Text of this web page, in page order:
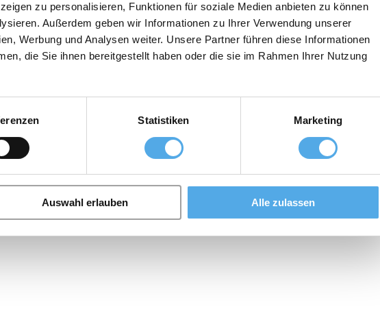
zu personalisieren, Funktionen für soziale Medien anbieten zu können
Außerdem geben wir Informationen zu Ihrer Verwendung unserer
Werbung und Analysen weiter. Unsere Partner führen diese Informationen
die Sie ihnen bereitgestellt haben oder die sie im Rahmen Ihrer Nutzung
Statistiken Marketing
Auswahl erlauben Alle zulassen